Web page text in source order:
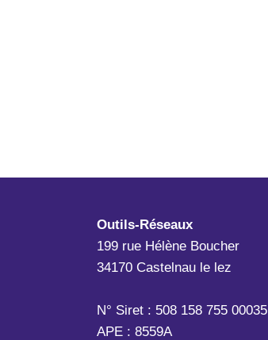
Outils-Réseaux
199 rue Hélène Boucher
34170 Castelnau le lez
N° Siret : 508 158 755 00035
APE : 8559A